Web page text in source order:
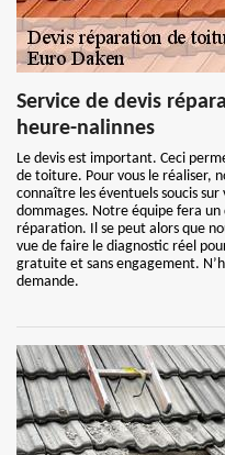
Service de devis
heure-nalinnes
Le devis est important. Ceci
de toiture. Pour vous le réaliser,
connaître les éventuels soucis
dommages. Notre équipe fera
réparation. Il se peut alors que
vue de faire le diagnostic réel
gratuite et sans engagement.
demande.